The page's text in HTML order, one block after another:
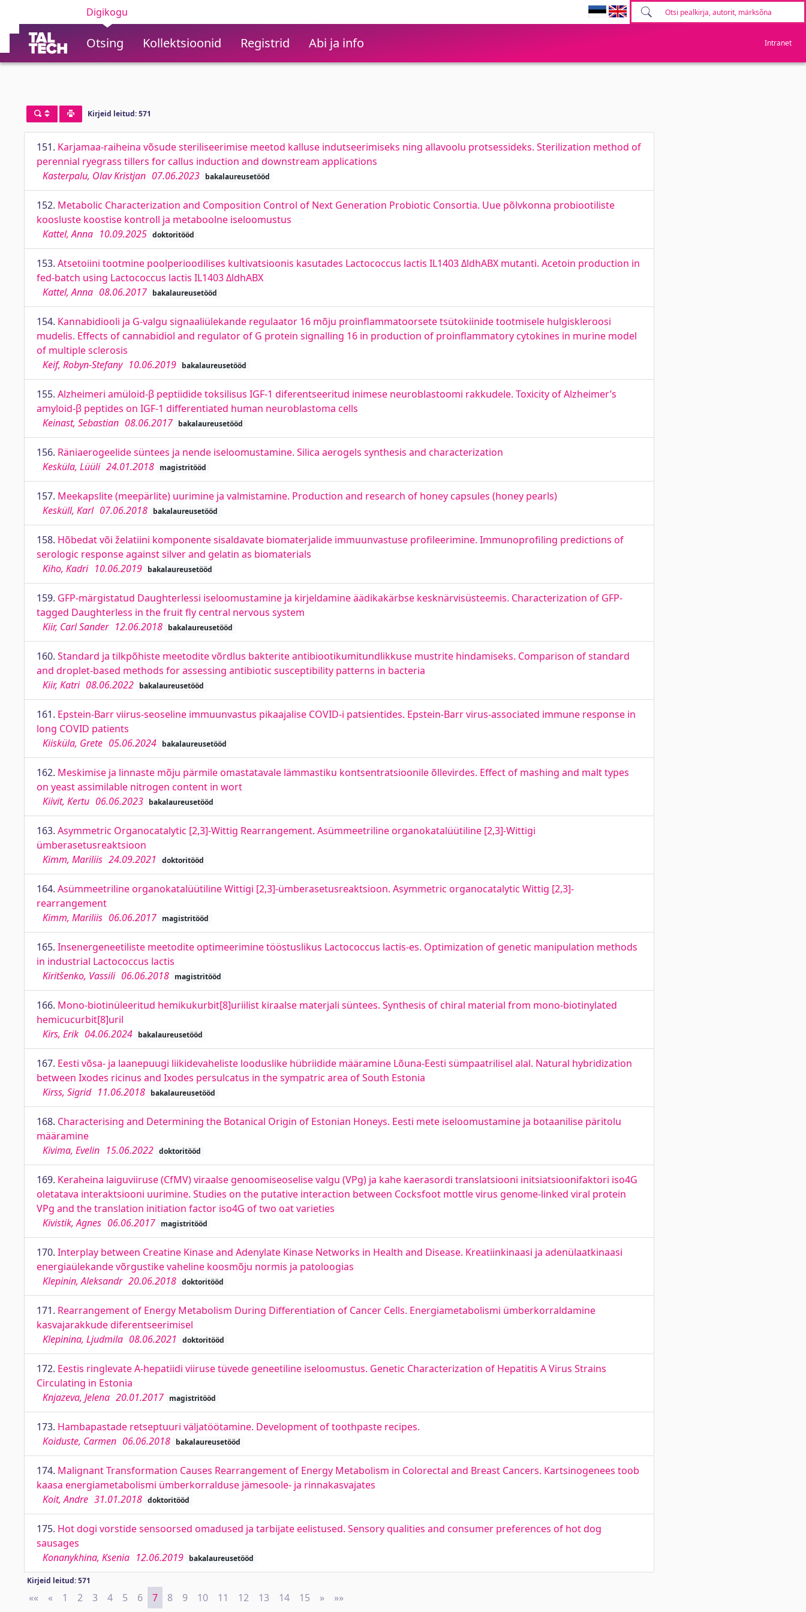
Digikogu
Otsing Kollektsioonid Registrid Abi ja info Intranet
Kirjeid leitud: 571
151. Karjamaa-raiheina võsude steriliseerimise meetod kalluse indutseerimiseks ning allavoolu protsessideks. Sterilization method of
perennial ryegrass tillers for callus induction and downstream applications
Kasterpalu, Olav Kristjan 07.06.2023 bakalaureusetööd
152. Metabolic Characterization and Composition Control of Next Generation Probiotic Consortia. Uue põlvkonna probiootiliste
koosluste koostise kontroll ja metaboolne iseloomustus
Kattel, Anna 10.09.2025 doktoritööd
153. Atsetoiini tootmine poolperioodilises kultivatsioonis kasutades Lactococcus lactis IL1403 ΔldhABX mutanti. Acetoin production in
fed-batch using Lactococcus lactis IL1403 ΔldhABX
Kattel, Anna 08.06.2017 bakalaureusetööd
154. Kannabidiooli ja G-valgu signaaliülekande regulaator 16 mõju proinflammatoorsete tsütokiinide tootmisele hulgiskleroosi
mudelis. Effects of cannabidiol and regulator of G protein signalling 16 in production of proinflammatory cytokines in murine model
of multiple sclerosis
Keif, Robyn-Stefany 10.06.2019 bakalaureusetööd
155. Alzheimeri amüloid-β peptiidide toksilisus IGF-1 diferentseeritud inimese neuroblastoomi rakkudele. Toxicity of Alzheimer’s
amyloid-β peptides on IGF-1 differentiated human neuroblastoma cells
Keinast, Sebastian 08.06.2017 bakalaureusetööd
156. Räniaerogeelide süntees ja nende iseloomustamine. Silica aerogels synthesis and characterization
Kesküla, Lüüli 24.01.2018 magistritööd
157. Meekapslite (meepärlite) uurimine ja valmistamine. Production and research of honey capsules (honey pearls)
Kesküll, Karl 07.06.2018 bakalaureusetööd
158. Hõbedat või želatiini komponente sisaldavate biomaterjalide immuunvastuse profileerimine. Immunoprofiling predictions of
serologic response against silver and gelatin as biomaterials
Kiho, Kadri 10.06.2019 bakalaureusetööd
159. GFP-märgistatud Daughterlessi iseloomustamine ja kirjeldamine äädikakärbse kesknärvisüsteemis. Characterization of GFP-
tagged Daughterless in the fruit fly central nervous system
Kiir, Carl Sander 12.06.2018 bakalaureusetööd
160. Standard ja tilkpõhiste meetodite võrdlus bakterite antibiootikumitundlikkuse mustrite hindamiseks. Comparison of standard
and droplet-based methods for assessing antibiotic susceptibility patterns in bacteria
Kiir, Katri 08.06.2022 bakalaureusetööd
161. Epstein-Barr viirus-seoseline immuunvastus pikaajalise COVID-i patsientides. Epstein-Barr virus-associated immune response in
long COVID patients
Kiisküla, Grete 05.06.2024 bakalaureusetööd
162. Meskimise ja linnaste mõju pärmile omastatavale lämmastiku kontsentratsioonile õllevirdes. Effect of mashing and malt types
on yeast assimilable nitrogen content in wort
Kiivit, Kertu 06.06.2023 bakalaureusetööd
163. Asymmetric Organocatalytic [2,3]-Wittig Rearrangement. Asümmeetriline organokatalüütiline [2,3]-Wittigi
ümberasetusreaktsioon
Kimm, Mariliis 24.09.2021 doktoritööd
164. Asümmeetriline organokatalüütiline Wittigi [2,3]-ümberasetusreaktsioon. Asymmetric organocatalytic Wittig [2,3]-
rearrangement
Kimm, Mariliis 06.06.2017 magistritööd
165. Insenergeneetiliste meetodite optimeerimine tööstuslikus Lactococcus lactis-es. Optimization of genetic manipulation methods
in industrial Lactococcus lactis
Kiritšenko, Vassili 06.06.2018 magistritööd
166. Mono-biotinüleeritud hemikukurbit[8]uriilist kiraalse materjali süntees. Synthesis of chiral material from mono-biotinylated
hemicucurbit[8]uril
Kirs, Erik 04.06.2024 bakalaureusetööd
167. Eesti võsa- ja laanepuugi liikidevaheliste looduslike hübriidide määramine Lõuna-Eesti sümpaatrilisel alal. Natural hybridization
between Ixodes ricinus and Ixodes persulcatus in the sympatric area of South Estonia
Kirss, Sigrid 11.06.2018 bakalaureusetööd
168. Characterising and Determining the Botanical Origin of Estonian Honeys. Eesti mete iseloomustamine ja botaanilise päritolu
määramine
Kivima, Evelin 15.06.2022 doktoritööd
169. Keraheina laiguviiruse (CfMV) viraalse genoomiseoselise valgu (VPg) ja kahe kaerasordi translatsiooni initsiatsioonifaktori iso4G
oletatava interaktsiooni uurimine. Studies on the putative interaction between Cocksfoot mottle virus genome-linked viral protein
VPg and the translation initiation factor iso4G of two oat varieties
Kivistik, Agnes 06.06.2017 magistritööd
170. Interplay between Creatine Kinase and Adenylate Kinase Networks in Health and Disease. Kreatiinkinaasi ja adenülaatkinaasi
energiaülekande võrgustike vaheline koosmõju normis ja patoloogias
Klepinin, Aleksandr 20.06.2018 doktoritööd
171. Rearrangement of Energy Metabolism During Differentiation of Cancer Cells. Energiametabolismi ümberkorraldamine
kasvajarakkude diferentseerimisel
Klepinina, Ljudmila 08.06.2021 doktoritööd
172. Eestis ringlevate A-hepatiidi viiruse tüvede geneetiline iseloomustus. Genetic Characterization of Hepatitis A Virus Strains
Circulating in Estonia
Knjazeva, Jelena 20.01.2017 magistritööd
173. Hambapastade retseptuuri väljatöötamine. Development of toothpaste recipes.
Koiduste, Carmen 06.06.2018 bakalaureusetööd
174. Malignant Transformation Causes Rearrangement of Energy Metabolism in Colorectal and Breast Cancers. Kartsinogenees toob
kaasa energiametabolismi ümberkorralduse jämesoole‐ ja rinnakasvajates
Koit, Andre 31.01.2018 doktoritööd
175. Hot dogi vorstide sensoorsed omadused ja tarbijate eelistused. Sensory qualities and consumer preferences of hot dog
sausages
Konanykhina, Ksenia 12.06.2019 bakalaureusetööd
Kirjeid leitud: 571
«« First
« Previous
1 2 3 4 5 6 7 8 9 10 11 12 13 14 15 » Next
»»